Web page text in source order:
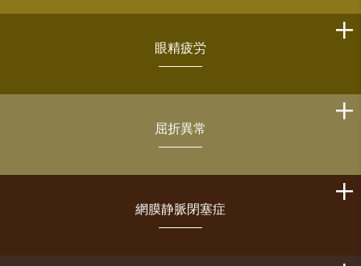
眼精疲労
屈折異常
網膜静脈閉塞症